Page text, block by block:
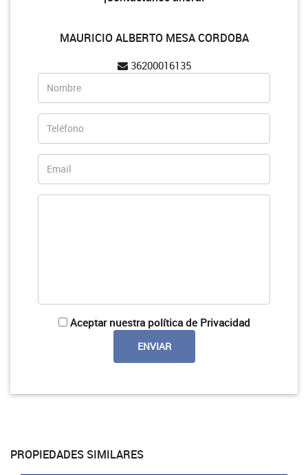
MAURICIO ALBERTO MESA CORDOBA
36200016135
Aceptar nuestra política de Privacidad
PROPIEDADES SIMILARES